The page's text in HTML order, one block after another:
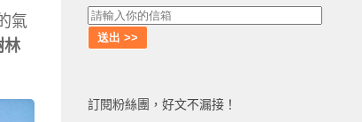
氣
林
訂閱粉絲團，好文不漏接！